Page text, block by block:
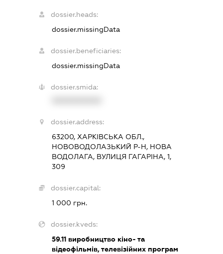
dossier.heads:
dossier.missingData
dossier.beneficiaries:
dossier.missingData
dossier.smida:
dossier.address:
63200, ХАРКІВСЬКА ОБЛ.,
НОВОВОДОЛАЗЬКИЙ Р-Н, НОВА
ВОДОЛАГА, ВУЛИЦЯ ГАГАРІНА, 1,
309
dossier.capital:
1 000 грн.
dossier.kveds:
59.11 виробництво кіно- та
відеофільмів, телевізійних програм